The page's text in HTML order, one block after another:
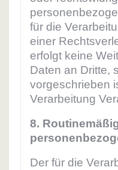
für die
einer
erfolgt keine
Daten an Dritte,
vorgeschrieben
Verarbeitung
8.
Der für die